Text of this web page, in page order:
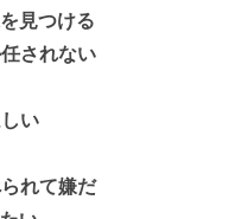
見つける
されない
い
れて嫌だ